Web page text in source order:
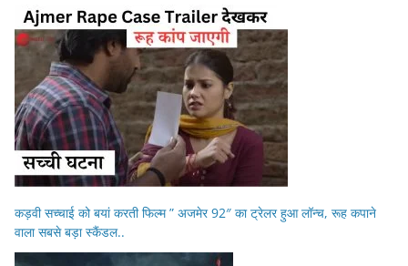
कड़वी सच्चाई को बयां करती फिल्म ” अजमेर 92″ का ट्रेलर हुआ लॉन्च, रूह कपाने
वाला सबसे बड़ा स्कैंडल..